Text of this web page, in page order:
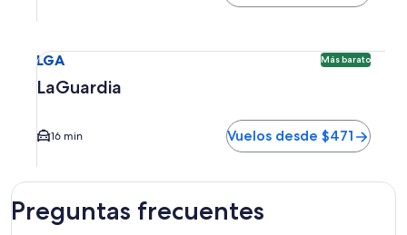
LGA Más barato
LaGuardia
16 min Vuelos desde $471
Preguntas frecuentes